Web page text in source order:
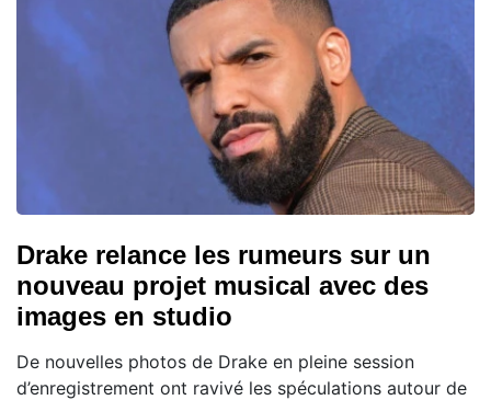
Drake relance les rumeurs sur un
nouveau projet musical avec des
images en studio
De nouvelles photos de Drake en pleine session
d’enregistrement ont ravivé les spéculations autour de